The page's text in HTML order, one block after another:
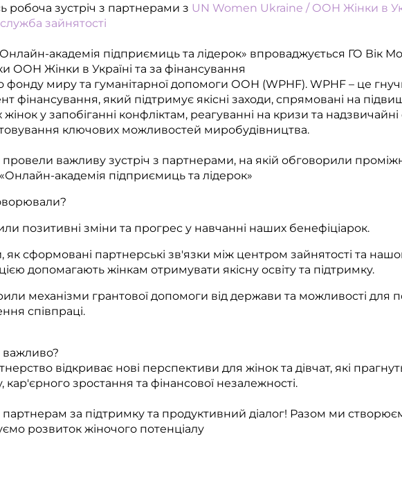
робоча зустріч з партнерами з UN Women Ukraine / ООН Жінки в
зайнятості
академія підприємиць та лідерок» впроваджується ГО Вік
ООН Жінки в Україні та за фінансування
фонду миру та гуманітарної допомоги ООН (WPHF). WPHF – це
фінансування, який підтримує якісні заходи, спрямовані на
жінок у запобіганні конфліктам, реагуванні на кризи та надзвичайні
ключових можливостей миробудівництва.
провели важливу зустріч з партнерами, на якій обговорили
академія підприємиць та лідерок»
позитивні зміни та прогрес у навчанні наших бенефіціарок.
як сформовані партнерські зв'язки між центром зайнятості та
допомагають жінкам отримувати якісну освіту та підтримку.
механізми грантової допомоги від держави та можливості для
співпраці.
відкриває нові перспективи для жінок та дівчат, які
кар'єрного зростання та фінансової незалежності.
за підтримку та продуктивний діалог! Разом ми
розвиток жіночого потенціалу